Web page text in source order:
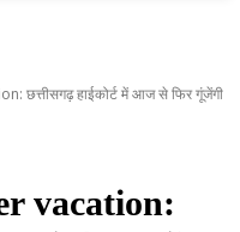
छत्तीसगढ़ हाईकोर्ट में आज से फिर गूंजेंगी
vacation: